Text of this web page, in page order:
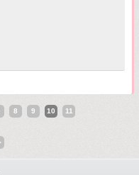
8 9 10 11